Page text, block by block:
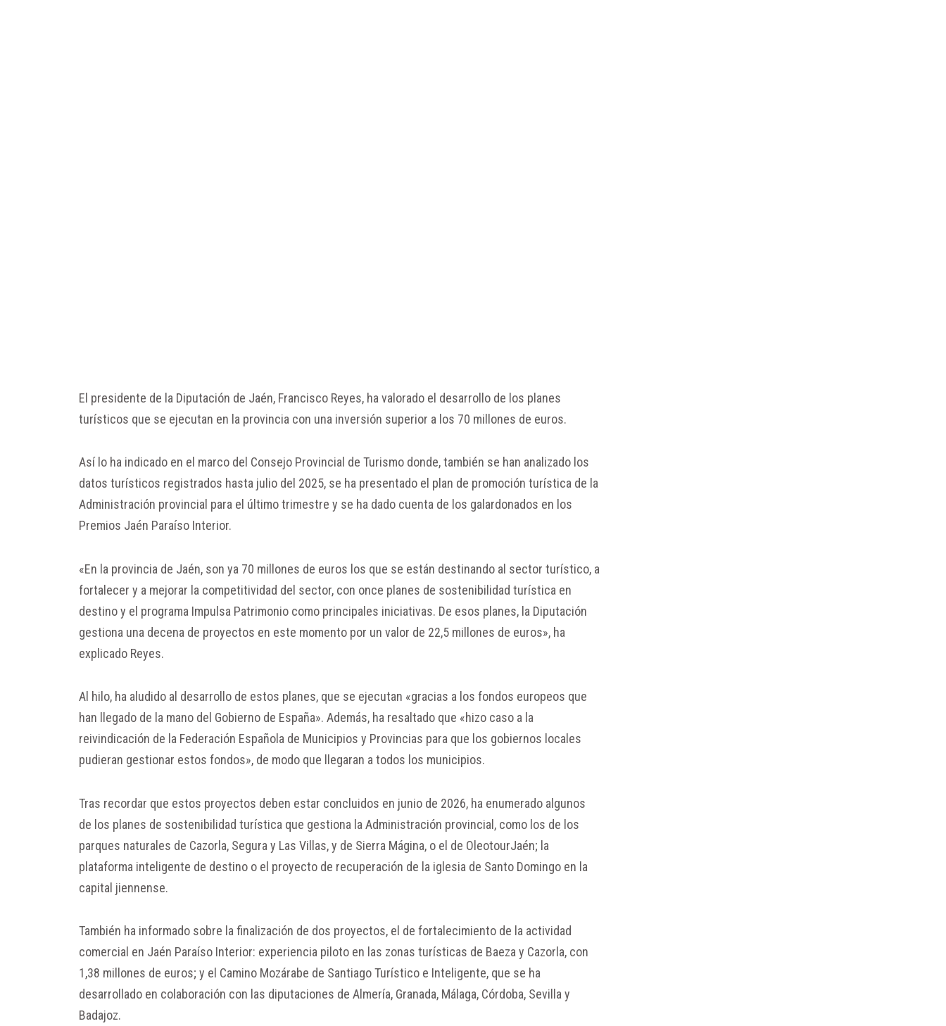
El presidente de la Diputación de Jaén, Francisco Reyes, ha valorado el desarrollo de los planes
turísticos que se ejecutan en la provincia con una inversión superior a los 70 millones de euros.
Así lo ha indicado en el marco del Consejo Provincial de Turismo donde, también se han analizado los
datos turísticos registrados hasta julio del 2025, se ha presentado el plan de promoción turística de la
Administración provincial para el último trimestre y se ha dado cuenta de los galardonados en los
Premios Jaén Paraíso Interior.
«En la provincia de Jaén, son ya 70 millones de euros los que se están destinando al sector turístico, a
fortalecer y a mejorar la competitividad del sector, con once planes de sostenibilidad turística en
destino y el programa Impulsa Patrimonio como principales iniciativas. De esos planes, la Diputación
gestiona una decena de proyectos en este momento por un valor de 22,5 millones de euros», ha
explicado Reyes.
Al hilo, ha aludido al desarrollo de estos planes, que se ejecutan «gracias a los fondos europeos que
han llegado de la mano del Gobierno de España». Además, ha resaltado que «hizo caso a la
reivindicación de la Federación Española de Municipios y Provincias para que los gobiernos locales
pudieran gestionar estos fondos», de modo que llegaran a todos los municipios.
Tras recordar que estos proyectos deben estar concluidos en junio de 2026, ha enumerado algunos
de los planes de sostenibilidad turística que gestiona la Administración provincial, como los de los
parques naturales de Cazorla, Segura y Las Villas, y de Sierra Mágina, o el de OleotourJaén; la
plataforma inteligente de destino o el proyecto de recuperación de la iglesia de Santo Domingo en la
capital jiennense.
También ha informado sobre la finalización de dos proyectos, el de fortalecimiento de la actividad
comercial en Jaén Paraíso Interior: experiencia piloto en las zonas turísticas de Baeza y Cazorla, con
1,38 millones de euros; y el Camino Mozárabe de Santiago Turístico e Inteligente, que se ha
desarrollado en colaboración con las diputaciones de Almería, Granada, Málaga, Córdoba, Sevilla y
Badajoz.